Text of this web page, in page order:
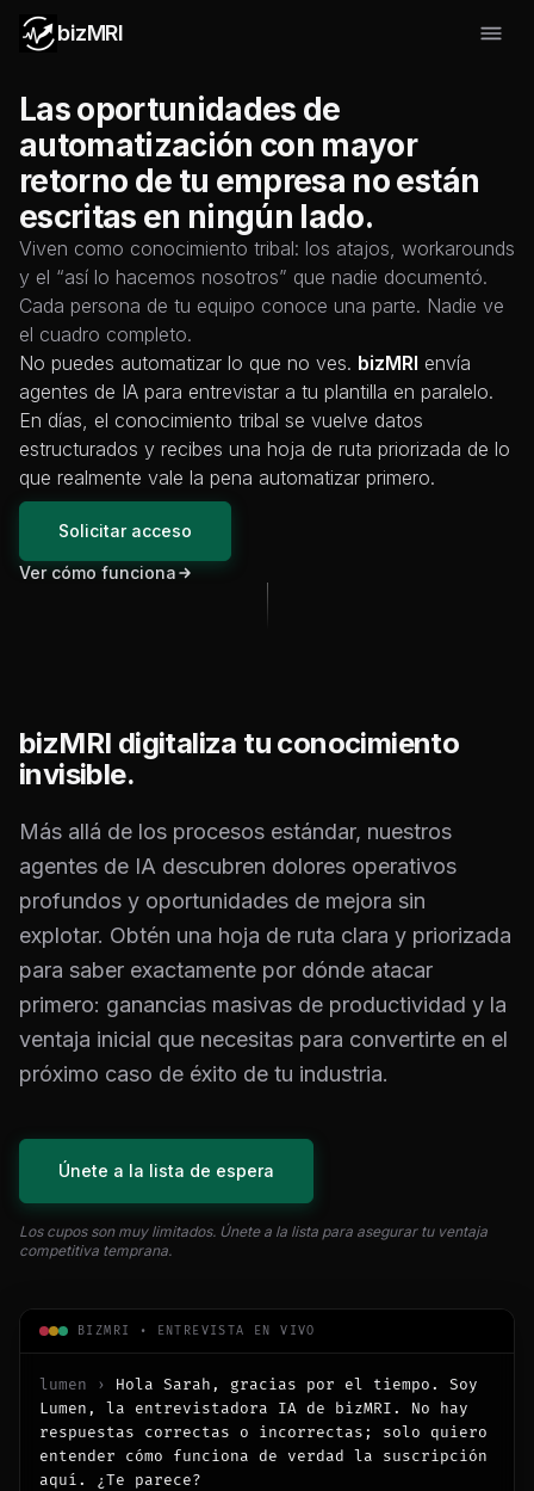
bizMRI
Las oportunidades de
automatización con mayor
retorno de tu empresa no están
escritas en ningún lado.
Viven como conocimiento tribal: los atajos, workarounds
y el “así lo hacemos nosotros” que nadie documentó.
Cada persona de tu equipo conoce una parte. Nadie ve
el cuadro completo.
No puedes automatizar lo que no ves. bizMRI envía
agentes de IA para entrevistar a tu plantilla en paralelo.
En días, el conocimiento tribal se vuelve datos
estructurados y recibes una hoja de ruta priorizada de lo
que realmente vale la pena automatizar primero.
Solicitar acceso
Ver cómo funciona
bizMRI digitaliza tu conocimiento
invisible.
Más allá de los procesos estándar, nuestros
agentes de IA descubren dolores operativos
profundos y oportunidades de mejora sin
explotar. Obtén una hoja de ruta clara y priorizada
para saber exactamente por dónde atacar
primero: ganancias masivas de productividad y la
ventaja inicial que necesitas para convertirte en el
próximo caso de éxito de tu industria.
Únete a la lista de espera
Los cupos son muy limitados. Únete a la lista para asegurar tu ventaja
competitiva temprana.
BIZMRI • ENTREVISTA EN VIVO
lumen ›
Hola Sarah, gracias por el tiempo. Soy
Lumen, la entrevistadora IA de bizMRI. No hay
respuestas correctas o incorrectas; solo quiero
entender cómo funciona de verdad la suscripción
aquí. ¿Te parece?